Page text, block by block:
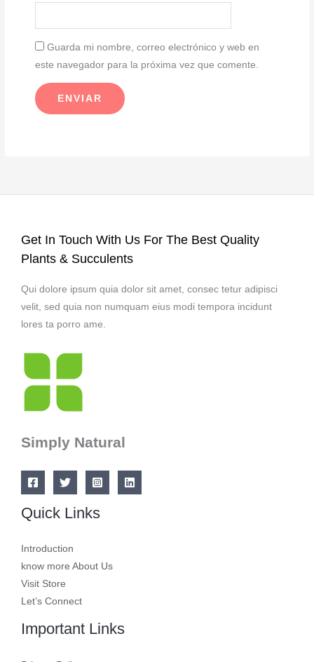
Guarda mi nombre, correo electrónico y web en
este navegador para la próxima vez que comente.
Get In Touch With Us For The Best Quality
Plants & Succulents
Qui dolore ipsum quia dolor sit amet, consec tetur adipisci
velit, sed quia non numquam eius modi tempora incidunt
lores ta porro ame.
Simply Natural
Quick Links
Introduction
know more About Us
Visit Store
Let’s Connect
Important Links